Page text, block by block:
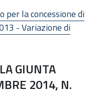
per la concessione di
- Variazione di
GIUNTA
2014, N.